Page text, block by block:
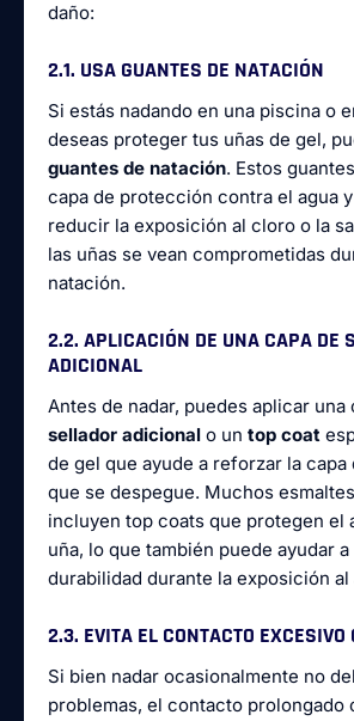
daño:
2.1. USA GUANTES DE NATACIÓN
Si estás nadando en una piscina o
deseas proteger tus uñas de gel,
guantes de natación. Estos
capa de protección contra el agua
reducir la exposición al cloro o la
las uñas se vean comprometidas
natación.
2.2. APLICACIÓN DE UNA CAPA DE
ADICIONAL
Antes de nadar, puedes aplicar una
sellador adicional o un top coat
de gel que ayude a reforzar la capa
que se despegue. Muchos
incluyen top coats que protegen el
uña, lo que también puede ayudar
durabilidad durante la exposición al
2.3. EVITA EL CONTACTO EXCESIVO
Si bien nadar ocasionalmente no
problemas, el contacto prolongado